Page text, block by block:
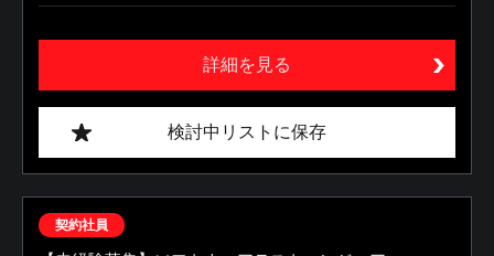
詳細を見る
検討中リストに保存
契約社員